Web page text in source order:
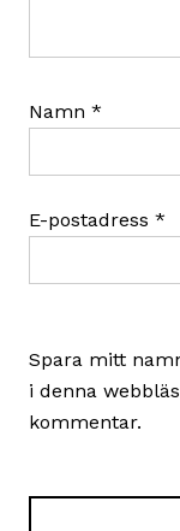
Namn *
E-postadress *
Spara mitt
i denna
kommentar.